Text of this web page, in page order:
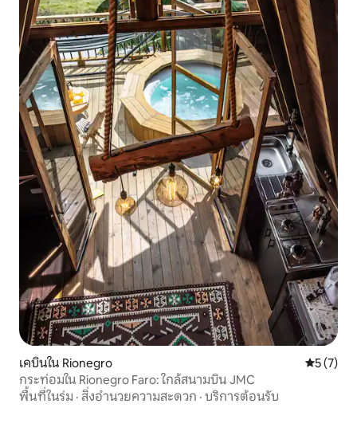
เคบินใน Rionegro คะแนนเฉ
5 (7)
กระท่อมใน Rionegro Faro: ใกล้สนามบิน JMC
พื้นที่ในร่ม · สิ่งอำนวยความสะดวก · บริการต้อนรับ